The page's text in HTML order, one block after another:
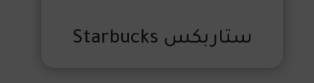
ستاربكس Starbucks